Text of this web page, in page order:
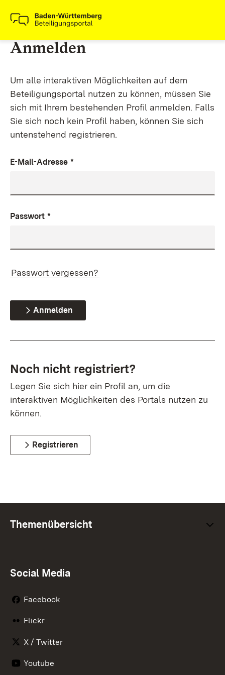
Anmelden
Um alle interaktiven Möglichkeiten auf dem
Beteiligungsportal nutzen zu können, müssen Sie
sich mit Ihrem bestehenden Profil anmelden. Falls
Sie sich noch kein Profil haben, können Sie sich
untenstehend registrieren.
E-Mail-Adresse *
Passwort *
Passwort vergessen?
Anmelden
Noch nicht registriert?
Legen Sie sich hier ein Profil an, um die
interaktiven Möglichkeiten des Portals nutzen zu
können.
Registrieren
Themenübersicht
Social Media
Facebook
Flickr
X / Twitter
Youtube